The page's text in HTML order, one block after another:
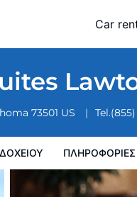
Car
73501 US Tel.
Πολιτικη